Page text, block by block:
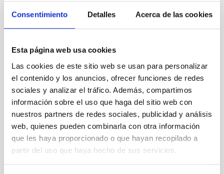
Consentimiento Detalles Acerca de las cookies
Esta página web usa cookies
Las cookies de este sitio web se usan para personalizar
el contenido y los anuncios, ofrecer funciones de redes
sociales y analizar el tráfico. Además, compartimos
información sobre el uso que haga del sitio web con
nuestros partners de redes sociales, publicidad y análisis
web, quienes pueden combinarla con otra información
que les haya proporcionado o que hayan recopilado a
partir del uso que haya hecho de sus servicios.
imagen_de_portada.jpeg